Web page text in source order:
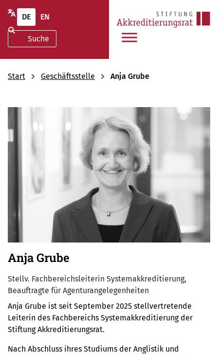
DE EN
Start Geschäftsstelle Anja Grube
Anja Grube
Stellv. Fachbereichsleiterin Systemakkreditierung,
Beauftragte für Agenturangelegenheiten
Anja Grube ist seit September 2025 stellvertretende
Leiterin des Fachbereichs Systemakkreditierung der
Stiftung Akkreditierungsrat.
Nach Abschluss ihres Studiums der Anglistik und